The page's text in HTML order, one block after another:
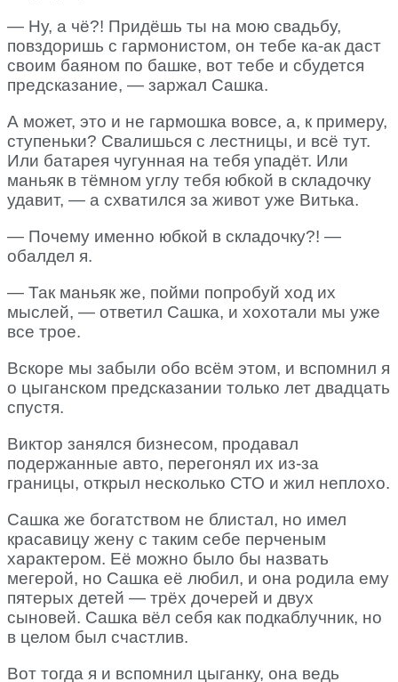
— Ну, а чё?! Придёшь ты на мою свадьбу,
повздоришь с гармонистом, он тебе ка-ак даст
своим баяном по башке, вот тебе и сбудется
предсказание, — заржал Сашка.
А может, это и не гармошка вовсе, а, к примеру,
ступеньки? Свалишься с лестницы, и всё тут.
Или батарея чугунная на тебя упадёт. Или
маньяк в тёмном углу тебя юбкой в складочку
удавит, — а схватился за живот уже Витька.
— Почему именно юбкой в складочку?! —
обалдел я.
— Так маньяк же, пойми попробуй ход их
мыслей, — ответил Сашка, и хохотали мы уже
все трое.
Вскоре мы забыли обо всём этом, и вспомнил я
о цыганском предсказании только лет двадцать
спустя.
Виктор занялся бизнесом, продавал
подержанные авто, перегонял их из-за
границы, открыл несколько СТО и жил неплохо.
Сашка же богатством не блистал, но имел
красавицу жену с таким себе перченым
характером. Её можно было бы назвать
мегерой, но Сашка её любил, и она родила ему
пятерых детей — трёх дочерей и двух
сыновей. Сашка вёл себя как подкаблучник, но
в целом был счастлив.
Вот тогда я и вспомнил цыганку, она ведь